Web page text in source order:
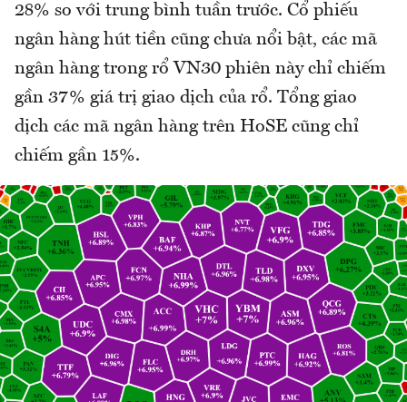
28% so với trung bình tuần trước. Cổ phiếu
ngân hàng hút tiền cũng chưa nổi bật, các mã
ngân hàng trong rổ VN30 phiên này chỉ chiếm
gần 37% giá trị giao dịch của rổ. Tổng giao
dịch các mã ngân hàng trên HoSE cũng chỉ
chiếm gần 15%.